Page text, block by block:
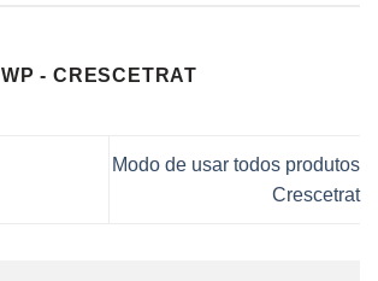
WP - CRESCETRAT
Modo de usar todos produtos
Crescetrat